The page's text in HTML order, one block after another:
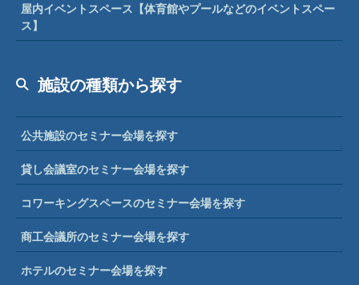
屋内イベントスペース【体育館やプールなどのイベントスペー
ス】
施設の種類から探す
公共施設のセミナー会場を探す
貸し会議室のセミナー会場を探す
コワーキングスペースのセミナー会場を探す
商工会議所のセミナー会場を探す
ホテルのセミナー会場を探す